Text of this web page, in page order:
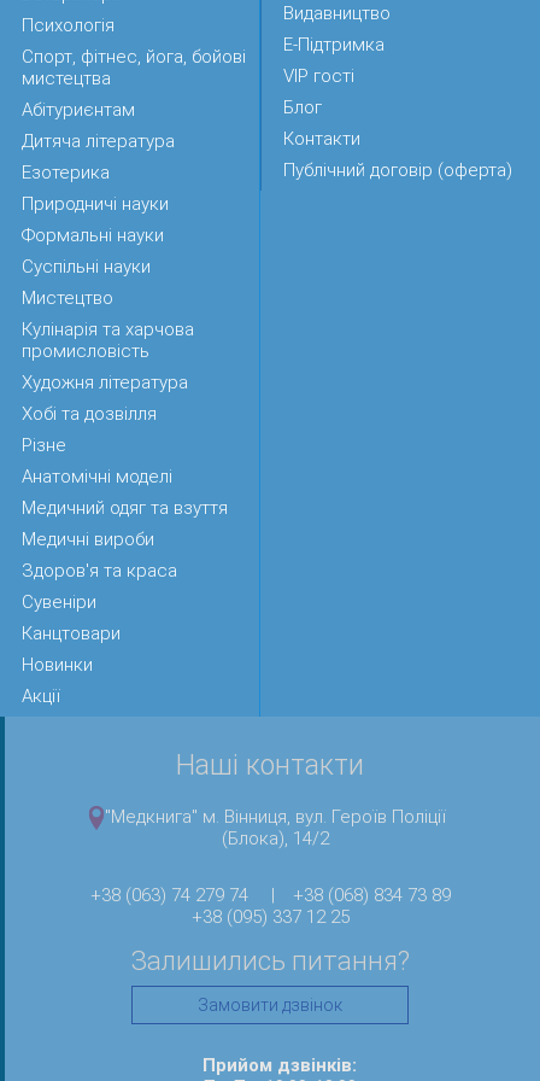
Психологія
Спорт, фітнес, йога, бойові
мистецтва
Абітуриєнтам
Дитяча література
Езотерика
Природничі науки
Формальні науки
Суспільні науки
Мистецтво
Кулінарія та харчова
промисловість
Художня література
Хобі та дозвілля
Різне
Анатомічні моделі
Медичний одяг та взуття
Медичні вироби
Здоров'я та краса
Сувеніри
Канцтовари
Новинки
Акції
Видавництво
Е-Підтримка
VIP гості
Блог
Контакти
Публічний договір (оферта)
Наші контакти
"Медкнига" м. Вінниця, вул. Героїв Поліції
(Блока), 14/2
+38 (063) 74 279 74 |
+38 (068) 834 73 89
+38 (095) 337 12 25
Залишились питання?
Замовити дзвінок
Прийом дзвінків: